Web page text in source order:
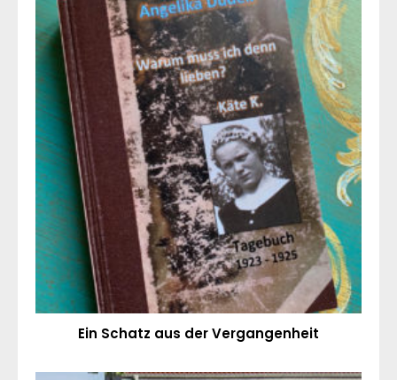
Ein Schatz aus der Vergangenheit